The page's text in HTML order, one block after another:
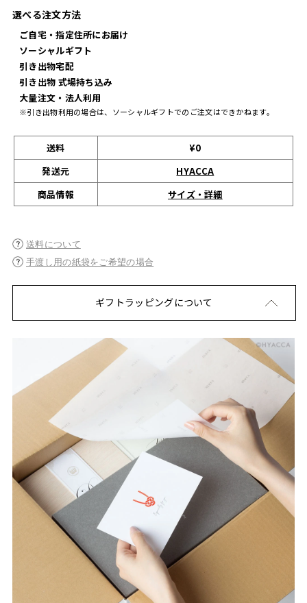
選べる注文方法
ご自宅・指定住所にお届け
ソーシャルギフト
引き出物宅配
引き出物 式場持ち込み
大量注文・法人利用
※引き出物利用の場合は、ソーシャルギフトでのご注文はできかねます。
送料
¥0
発送元
HYACCA
商品情報
サイズ・詳細
送料について
手渡し用の紙袋をご希望の場合
ギフトラッピングについて